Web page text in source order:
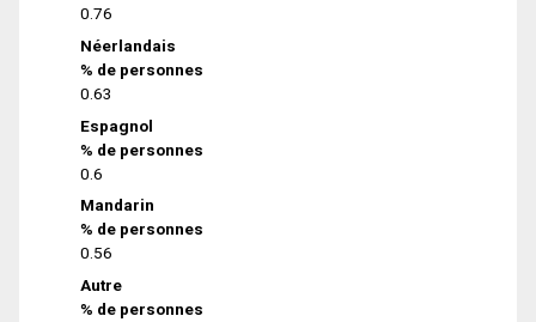
0.76
Néerlandais
% de personnes
0.63
Espagnol
% de personnes
0.6
Mandarin
% de personnes
0.56
Autre
% de personnes